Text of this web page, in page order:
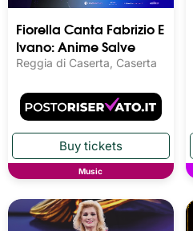
Fiorella Canta Fabrizio E
Ivano: Anime Salve
Reggia di Caserta, Caserta
Music